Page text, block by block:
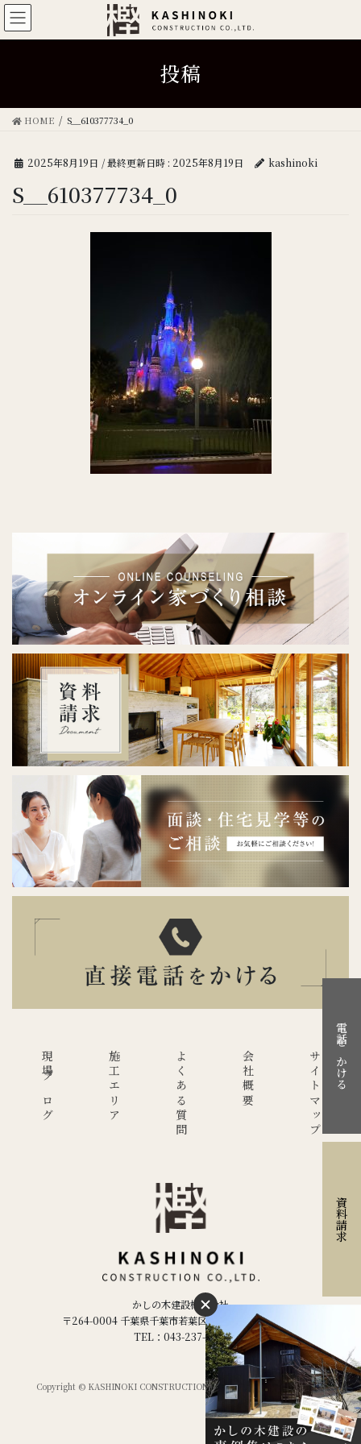
投稿
HOME S__610377734_0
2025年8月19日 / 最終更新日時 : 2025年8月19日 kashinoki
S__610377734_0
現場ブログ 施工エリア よくある質問 会社概要 サイトマップ
かしの木建設株式会社
〒264-0004 千葉県千葉市若葉区千城台西２丁目２−５
TEL：043-237-1886
Copyright © KASHINOKI CONSTRUCTION Co.ltd,. All Rights Reserved.
電話をかける
資料請求